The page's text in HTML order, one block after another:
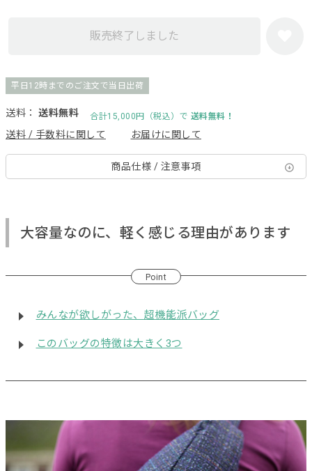
販売終了しました
平日12時までのご注文で当日出荷
送料： 送料無料 合計15,000円（税込）で 送料無料！
送料 / 手数料に関して お届けに関して
商品仕様 / 注意事項
大容量なのに、軽く感じる理由があります
Point
みんなが欲しがった、超機能派バッグ
このバッグの特徴は大きく3つ